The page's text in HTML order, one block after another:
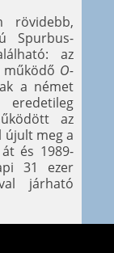
rövidebb,
Spurbus-
az
működő O-
a német
az
újult meg a
és 1989-
31 ezer
járható